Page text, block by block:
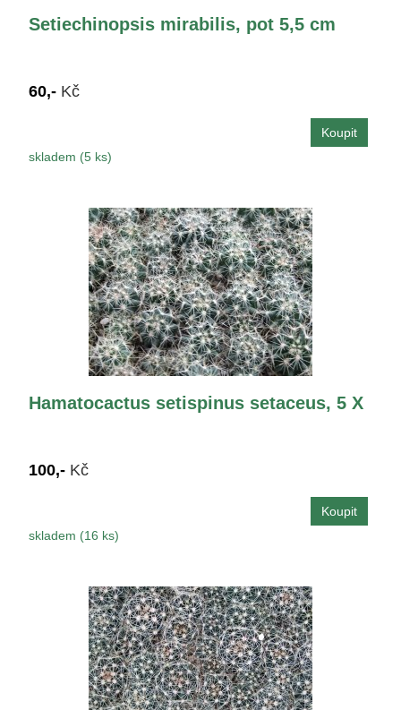
Setiechinopsis mirabilis, pot 5,5 cm
60,- Kč
skladem (5 ks)
Hamatocactus setispinus setaceus, 5 X
100,- Kč
skladem (16 ks)